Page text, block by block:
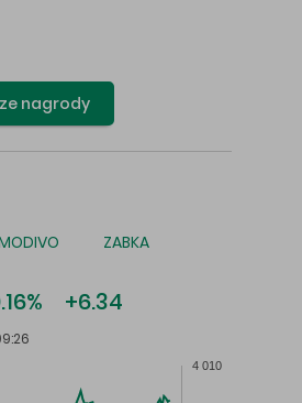
nagrody
ZABKA
+6.34
4 010